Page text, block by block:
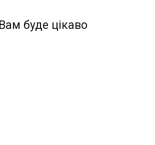
Вам буде цікаво